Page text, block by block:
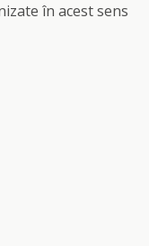
în acest sens